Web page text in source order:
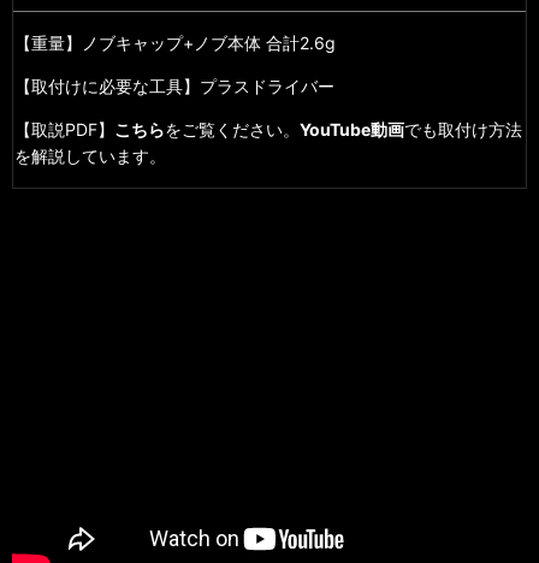
【重量】ノブキャップ+ノブ本体 合計2.6g
【取付けに必要な工具】プラスドライバー
【取説PDF】 こちらをご覧ください。 YouTube動画でも取付け方法
を解説しています。